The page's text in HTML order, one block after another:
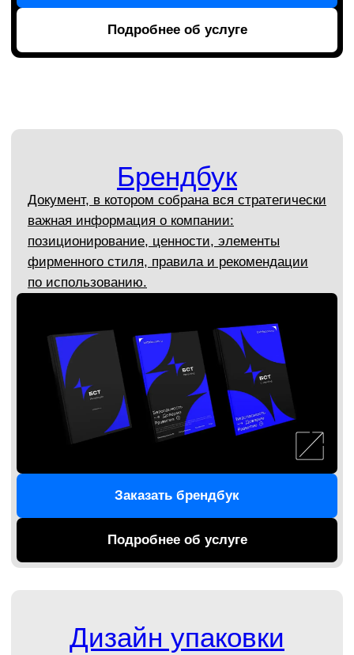
дизайн рекламной продукции, которую хочется
брать в руки, листать и разглядывать.
аудитории и донести важные сообщения,
Обсудить проект
Дизайн-аутсорсинг
Вы получаете команду опытных дизайнеров
для создания действительно оригинального
дизайна. Мы работаем с широким пулом
индустрий и не мыслим шаблонно. Посмотрим
на ваш бизнес под другим углом, предложим
новые идеи и нестандартные решения.